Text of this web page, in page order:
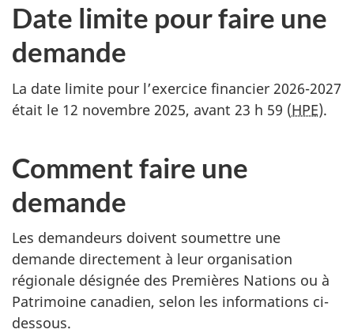
Date limite pour faire une
demande
La date limite pour l’exercice financier 2026-2027
était le 12 novembre 2025, avant 23 h 59 (HPE).
Comment faire une
demande
Les demandeurs doivent soumettre une
demande directement à leur organisation
régionale désignée des Premières Nations ou à
Patrimoine canadien, selon les informations ci-
dessous.